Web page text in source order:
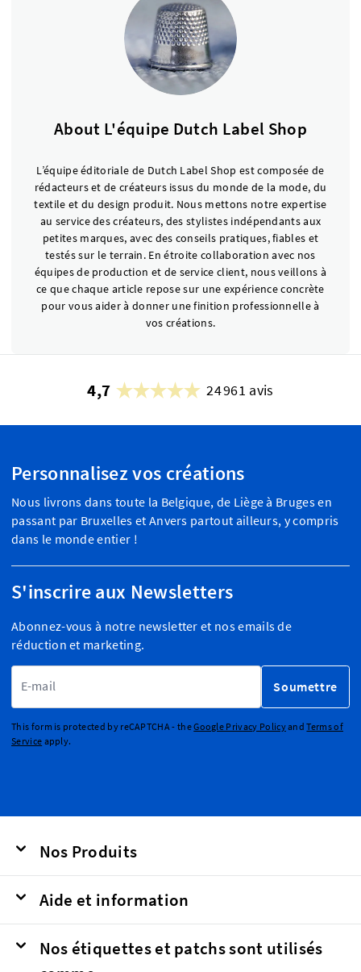
About L'équipe Dutch Label Shop
L’équipe éditoriale de Dutch Label Shop est composée de
rédacteurs et de créateurs issus du monde de la mode, du
textile et du design produit. Nous mettons notre expertise
au service des créateurs, des stylistes indépendants aux
petites marques, avec des conseils pratiques, fiables et
testés sur le terrain. En étroite collaboration avec nos
équipes de production et de service client, nous veillons à
ce que chaque article repose sur une expérience concrète
pour vous aider à donner une finition professionnelle à
vos créations.
4,7 24 961 avis
Personnalisez vos créations
Nous livrons dans toute la Belgique, de Liège à Bruges en
passant par Bruxelles et Anvers partout ailleurs, y compris
dans le monde entier !
S'inscrire aux Newsletters
Abonnez-vous à notre newsletter et nos emails de
réduction et marketing.
Soumettre
This form is protected by reCAPTCHA - theGoogle Privacy PolicyandTerms of
Service apply.
Nos Produits
Aide et information
Nos étiquettes et patchs sont utilisés